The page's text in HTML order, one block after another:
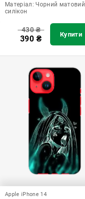
Матеріал: Чорний матовий
силікон
430₴
390 ₴ Купити
Apple iPhone 14